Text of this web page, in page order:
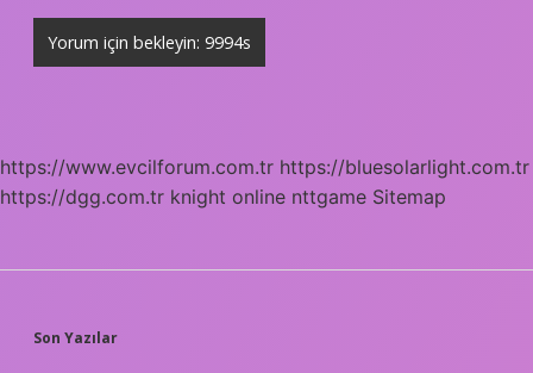
https://www.evcilforum.com.tr https://bluesolarlight.com.tr
https://dgg.com.tr knight online nttgame Sitemap
SIDEBAR
Son Yazılar